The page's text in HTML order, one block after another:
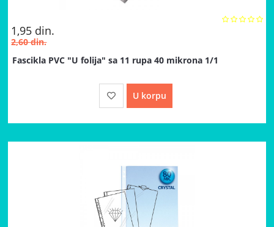
1,95 din.
2,60din.
Fascikla PVC "U folija" sa 11 rupa 40 mikrona 1/1
U korpu